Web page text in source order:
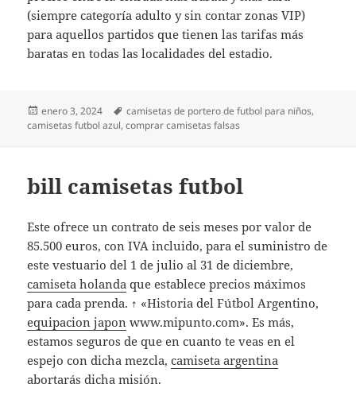
(siempre categoría adulto y sin contar zonas VIP)
para aquellos partidos que tienen las tarifas más
baratas en todas las localidades del estadio.
Publicado
el
enero 3, 2024 Etiquetas
camisetas de portero de futbol para niños,
camisetas futbol azul,comprar camisetas falsas
bill camisetas futbol
Este ofrece un contrato de seis meses por valor de
85.500 euros, con IVA incluido, para el suministro de
este vestuario del 1 de julio al 31 de diciembre,
camiseta holanda que establece precios máximos
para cada prenda. ↑ «Historia del Fútbol Argentino,
equipacion japon www.mipunto.com». Es más,
estamos seguros de que en cuanto te veas en el
espejo con dicha mezcla,camiseta argentina
abortarás dicha misión.